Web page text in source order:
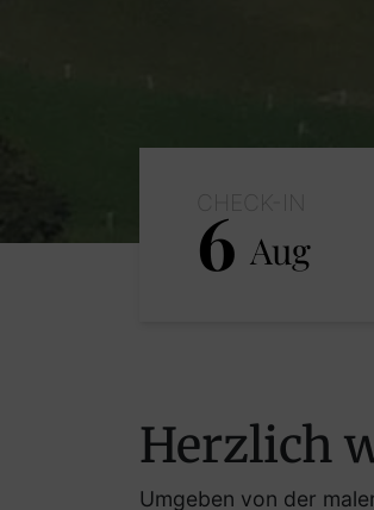
6 Aug
Herzlich
Umgeben von der